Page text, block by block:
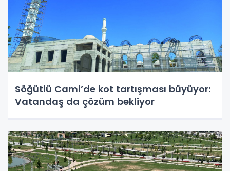
Söğütlü Cami’de kot tartışması büyüyor:
Vatandaş da çözüm bekliyor